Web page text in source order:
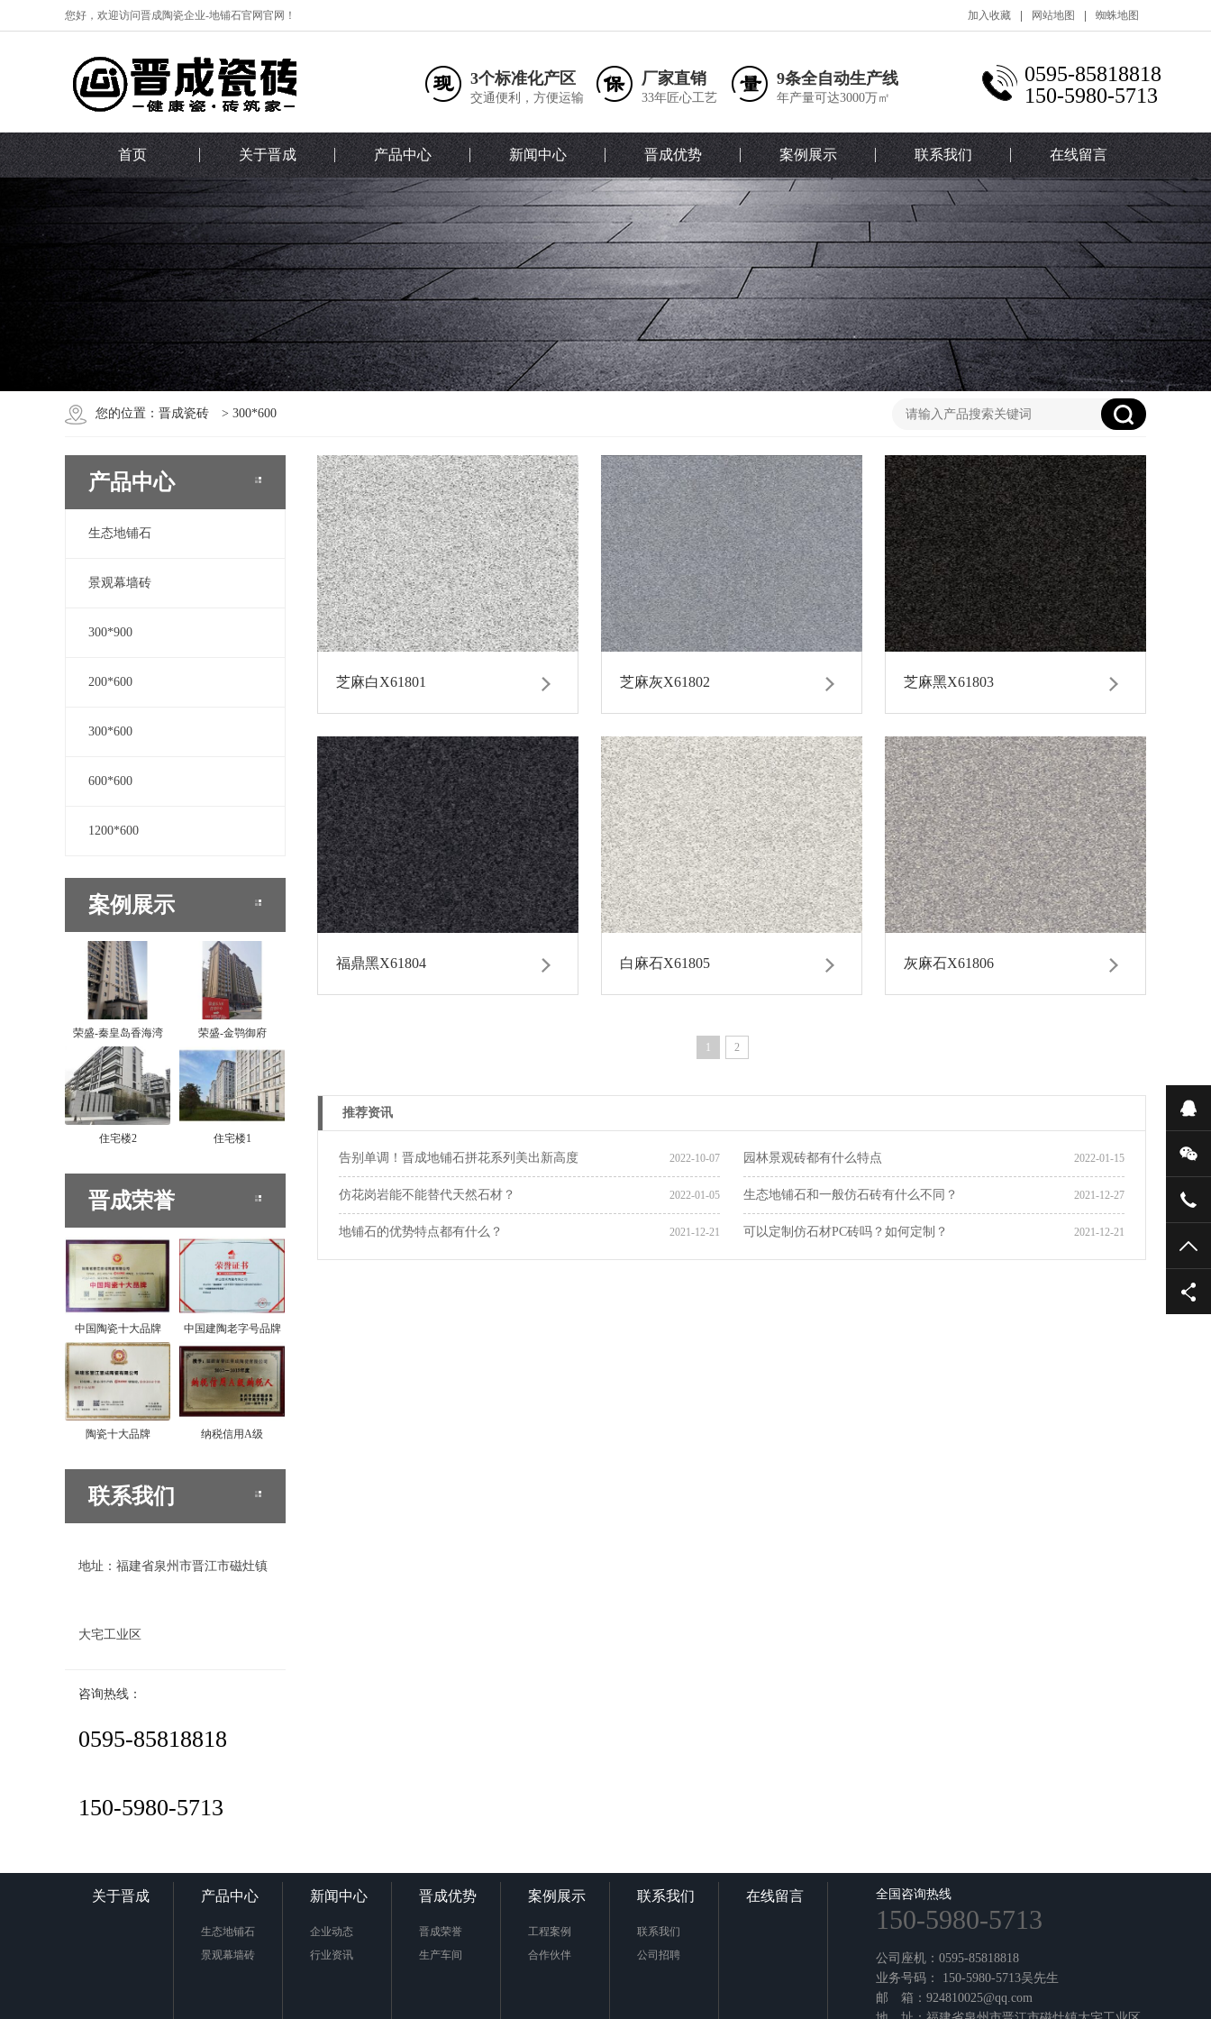
加入收藏 网站地图 蜘蛛地图
您好，欢迎访问晋成陶瓷企业-地铺石官网官网！
3个标准化产区
交通便利，方便运输
厂家直销
33年匠心工艺
9条全自动生产线
年产量可达3000万㎡
0595-85818818
150-5980-5713
首页 关于晋成 产品中心 新闻中心 晋成优势 案例展示 联系我们 在线留言
您的位置： 晋成瓷砖 > 300*600
产品中心
生态地铺石
景观幕墙砖
300*900
200*600
300*600
600*600
1200*600
案例展示
荣盛-秦皇岛香海湾 荣盛-金鹗御府
住宅楼2 住宅楼1
晋成荣誉
中国陶瓷十大品牌 中国建陶老字号品牌
陶瓷十大品牌 纳税信用A级
联系我们
地址：福建省泉州市晋江市磁灶镇
大宅工业区
咨询热线：
0595-85818818
150-5980-5713
芝麻白X61801 芝麻灰X61802 芝麻黑X61803
福鼎黑X61804 白麻石X61805 灰麻石X61806
1 2
推荐资讯
2022-10-07
告别单调！晋成地铺石拼花系列美出新高度 2022-01-15
园林景观砖都有什么特点
2022-01-05
仿花岗岩能不能替代天然石材？ 2021-12-27
生态地铺石和一般仿石砖有什么不同？
2021-12-21
地铺石的优势特点都有什么？ 2021-12-21
可以定制仿石材PC砖吗？如何定制？
关于晋成 产品中心
生态地铺石
景观幕墙砖
新闻中心
企业动态
行业资讯
晋成优势
晋成荣誉
生产车间
案例展示
工程案例
合作伙伴
联系我们
联系我们
公司招聘
在线留言 全国咨询热线
150-5980-5713
公司座机：0595-85818818
业务号码： 150-5980-5713吴先生
邮 箱：924810025@qq.com
在
微